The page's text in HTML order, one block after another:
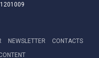
NEWSLETTER
CONTACTS